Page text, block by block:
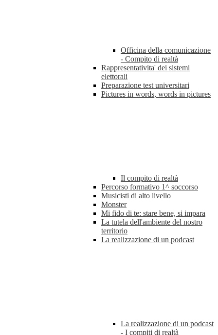
Officina della comunicazione
- Compito di realtà
Rappresentativita' dei sistemi
elettorali
Preparazione test universitari
Pictures in words, words in pictures
Il compito di realtà
Percorso formativo 1^ soccorso
Musicisti di alto livello
Monster
Mi fido di te: stare bene, si impara
La tutela dell'ambiente del nostro
territorio
La realizzazione di un podcast
La realizzazione di un podcast
- I compiti di realtà